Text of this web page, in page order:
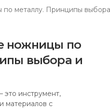
ножницы по
выбора и
инструмент,
материалов с